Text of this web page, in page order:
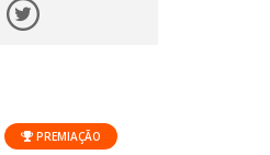
PREMIAÇÃO